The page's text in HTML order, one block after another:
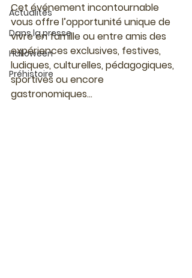
Actualités
Dans la presse
Halloween
Préhistoire
Cet événement incontournable
vous offre l’opportunité unique de
vivre en famille ou entre amis des
expériences exclusives, festives,
ludiques, culturelles, pédagogiques,
sportives ou encore
gastronomiques...